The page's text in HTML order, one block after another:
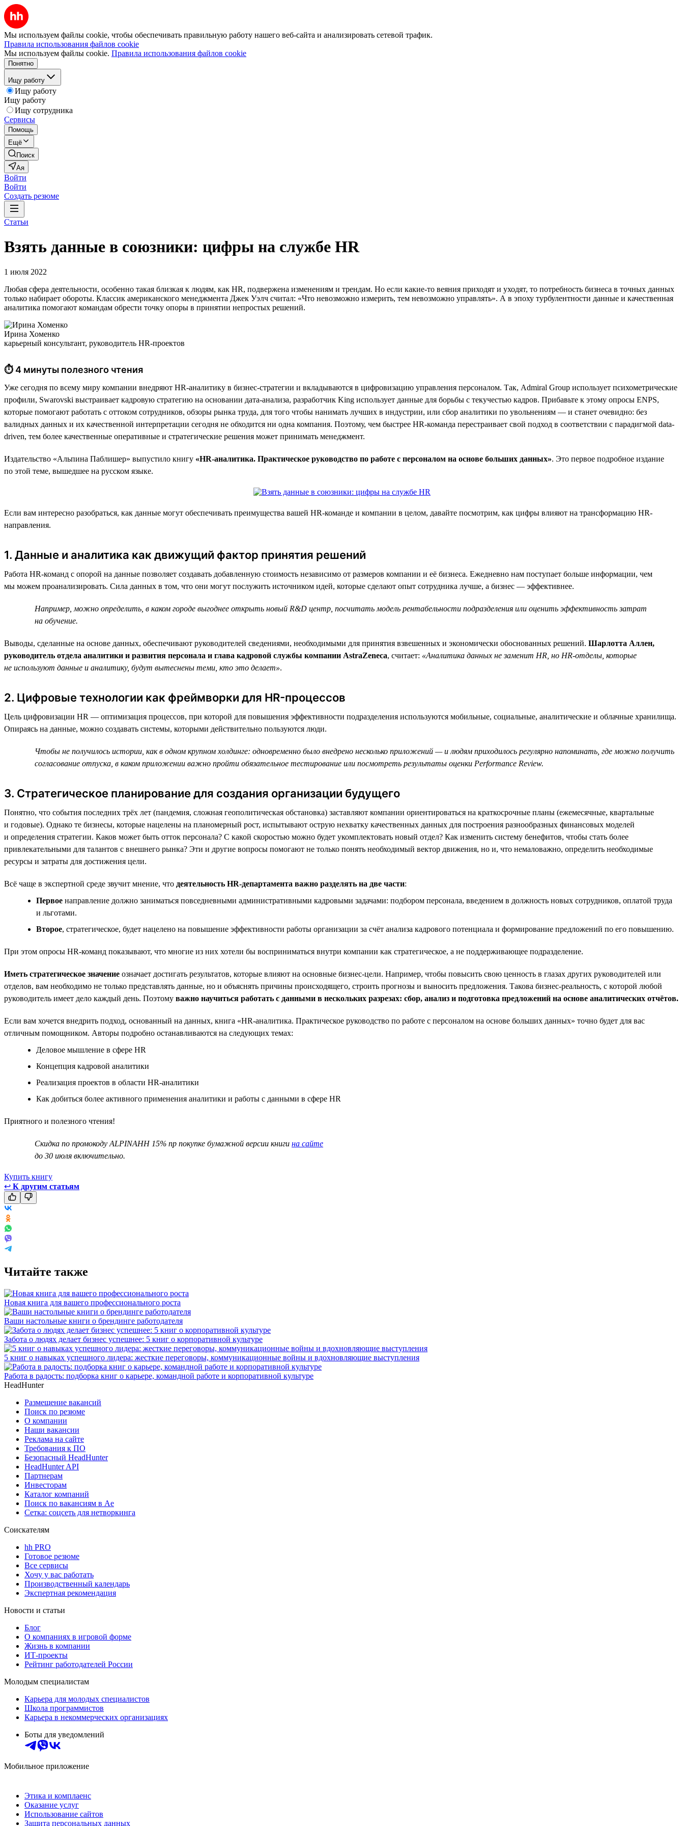
Мы используем файлы cookie, чтобы обеспечивать правильную работу нашего веб-сайта и анализировать сетевой трафик.
Правила использования файлов cookie
Мы используем файлы cookie. Правила использования файлов cookie
Понятно
Ищу работу
Ищу работу
Ищу работу
Ищу сотрудника
Сервисы
Помощь
Ещё
Поиск
Ая
Войти
Войти
Создать резюме
Статьи
Взять данные в союзники: цифры на службе HR
1 июля 2022
Любая сфера деятельности, особенно такая близкая к людям, как HR, подвержена изменениям и трендам. Но если какие-то веяния приходят и уходят, то потребность бизнеса в точных данных
только набирает обороты. Классик американского менеджмента Джек Уэлч считал: «Что невозможно измерить, тем невозможно управлять». А в эпоху турбулентности данные и качественная
аналитика помогают командам обрести точку опоры в принятии непростых решений.
Ирина Хоменко
карьерный консультант, руководитель HR-проектов
⏱ 4 минуты полезного чтения
Уже сегодня по всему миру компании внедряют HR-аналитику в бизнес-стратегии и вкладываются в цифровизацию управления персоналом. Так, Admiral Group использует психометрические
профили, Swarovski выстраивает кадровую стратегию на основании дата-анализа, разработчик King использует данные для борьбы с текучестью кадров. Прибавьте к этому опросы ENPS,
которые помогают работать с оттоком сотрудников, обзоры рынка труда, для того чтобы нанимать лучших в индустрии, или сбор аналитики по увольнениям — и станет очевидно: без
валидных данных и их качественной интерпретации сегодня не обходится ни одна компания. Поэтому, чем быстрее HR-команда перестраивает свой подход в соответствии с парадигмой data-
driven, тем более качественные оперативные и стратегические решения может принимать менеджмент.
Издательство «Альпина Паблишер» выпустило книгу «HR-аналитика. Практическое руководство по работе с персоналом на основе больших данных». Это первое подробное издание
по этой теме, вышедшее на русском языке.
Если вам интересно разобраться, как данные могут обеспечивать преимущества вашей HR-команде и компании в целом, давайте посмотрим, как цифры влияют на трансформацию HR-
направления.
1. Данные и аналитика как движущий фактор принятия решений
Работа HR-команд с опорой на данные позволяет создавать добавленную стоимость независимо от размеров компании и её бизнеса. Ежедневно нам поступает больше информации, чем
мы можем проанализировать. Сила данных в том, что они могут послужить источником идей, которые сделают опыт сотрудника лучше, а бизнес — эффективнее.
Например, можно определить, в каком городе выгоднее открыть новый R&D центр, посчитать модель рентабельности подразделения или оценить эффективность затрат
на обучение.
Выводы, сделанные на основе данных, обеспечивают руководителей сведениями, необходимыми для принятия взвешенных и экономически обоснованных решений. Шарлотта Аллен,
руководитель отдела аналитики и развития персонала и глава кадровой службы компании AstraZeneca, считает: «Аналитика данных не заменит HR, но HR-отделы, которые
не используют данные и аналитику, будут вытеснены теми, кто это делает».
2. Цифровые технологии как фреймворки для HR-процессов
Цель цифровизации HR — оптимизация процессов, при которой для повышения эффективности подразделения используются мобильные, социальные, аналитические и облачные хранилища.
Опираясь на данные, можно создавать системы, которыми действительно пользуются люди.
Чтобы не получилось истории, как в одном крупном холдинге: одновременно было внедрено несколько приложений — и людям приходилось регулярно напоминать, где можно получить
согласование отпуска, в каком приложении важно пройти обязательное тестирование или посмотреть результаты оценки Performance Review.
3. Стратегическое планирование для создания организации будущего
Понятно, что события последних трёх лет (пандемия, сложная геополитическая обстановка) заставляют компании ориентироваться на краткосрочные планы (ежемесячные, квартальные
и годовые). Однако те бизнесы, которые нацелены на планомерный рост, испытывают острую нехватку качественных данных для построения разнообразных финансовых моделей
и определения стратегии. Каков может быть отток персонала? С какой скоростью можно будет укомплектовать новый отдел? Как изменить систему бенефитов, чтобы стать более
привлекательными для талантов с внешнего рынка? Эти и другие вопросы помогают не только понять необходимый вектор движения, но и, что немаловажно, определить необходимые
ресурсы и затраты для достижения цели.
Всё чаще в экспертной среде звучит мнение, что деятельность HR-департамента важно разделять на две части:
Первое направление должно заниматься повседневными административными кадровыми задачами: подбором персонала, введением в должность новых сотрудников, оплатой труда
и льготами.
Второе, стратегическое, будет нацелено на повышение эффективности работы организации за счёт анализа кадрового потенциала и формирование предложений по его повышению.
При этом опросы HR-команд показывают, что многие из них хотели бы восприниматься внутри компании как стратегическое, а не поддерживающее подразделение.
Иметь стратегическое значение означает достигать результатов, которые влияют на основные бизнес-цели. Например, чтобы повысить свою ценность в глазах других руководителей или
отделов, вам необходимо не только представлять данные, но и объяснять причины происходящего, строить прогнозы и выносить предложения. Такова бизнес-реальность, с которой любой
руководитель имеет дело каждый день. Поэтому важно научиться работать с данными в нескольких разрезах: сбор, анализ и подготовка предложений на основе аналитических отчётов.
Если вам хочется внедрить подход, основанный на данных, книга «HR-аналитика. Практическое руководство по работе с персоналом на основе больших данных» точно будет для вас
отличным помощником. Авторы подробно останавливаются на следующих темах:
Деловое мышление в сфере HR
Концепция кадровой аналитики
Реализация проектов в области HR-аналитики
Как добиться более активного применения аналитики и работы с данными в сфере HR
Приятного и полезного чтения!
Скидка по промокоду ALPINAHH 15% пр покупке бумажной версии книги на сайте
до 30 июля включительно.
Купить книгу
↩ К другим статьям
Читайте также
Новая книга для вашего профессионального роста
Ваши настольные книги о брендинге работодателя
Забота о людях делает бизнес успешнее: 5 книг о корпоративной культуре
5 книг о навыках успешного лидера: жесткие переговоры, коммуникационные войны и вдохновляющие выступления
Работа в радость: подборка книг о карьере, командной работе и корпоративной культуре
HeadHunter
Размещение вакансий
Поиск по резюме
О компании
Наши вакансии
Реклама на сайте
Требования к ПО
Безопасный HeadHunter
HeadHunter API
Партнерам
Инвесторам
Каталог компаний
Поиск по вакансиям в Ае
Сетка: соцсеть для нетворкинга
Соискателям
hh PRO
Готовое резюме
Все сервисы
Хочу у вас работать
Производственный календарь
Экспертная рекомендация
Новости и статьи
Блог
О компаниях в игровой форме
Жизнь в компании
ИТ-проекты
Рейтинг работодателей России
Молодым специалистам
Карьера для молодых специалистов
Школа программистов
Карьера в некоммерческих организациях
Боты для уведомлений
Мобильное приложение
Этика и комплаенс
Оказание услуг
Использование сайтов
Защита персональных данных